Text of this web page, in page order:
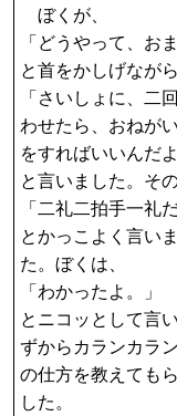
ぼくが、
「どうやって、お
と首をかしげなが
「さいしょに、二
わせたら、おねが
をすればいいんだよ
と言いました。そ
「二礼二拍手一礼
とかっこよく言い
た。ぼくは、
「わかったよ。」
とニコッとして言
ずからカランカラ
の仕方を教えても
した。